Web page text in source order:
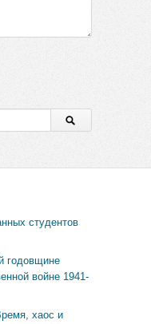
студентов
годовщине
войне 1941-
хаос и